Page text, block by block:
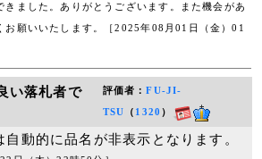
きました。ありがとうございます。また機会があ
お願いいたします。［2025年08月01日（金）01
い落札者で
評価者：FU-JI-
TSU （ 1320 ）
動的に品名が非表示となります。